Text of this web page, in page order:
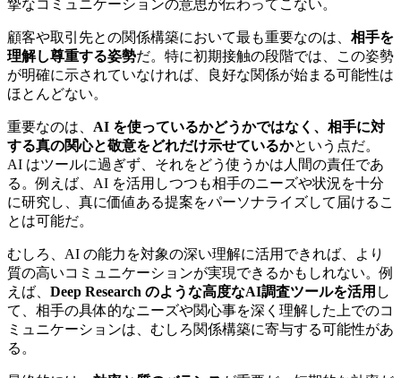
摯なコミュニケーションの意思が伝わってこない。
顧客や取引先との関係構築において最も重要なのは、 相手を
理解し尊重する姿勢だ。特に初期接触の段階では、この姿勢
が明確に示されていなければ、良好な関係が始まる可能性は
ほとんどない。
重要なのは、 AI を使っているかどうかではなく、相手に対
する真の関心と敬意をどれだけ示せているかという点だ。
AI はツールに過ぎず、それをどう使うかは人間の責任であ
る。例えば、AI を活用しつつも相手のニーズや状況を十分
に研究し、真に価値ある提案をパーソナライズして届けるこ
とは可能だ。
むしろ、AI の能力を対象の深い理解に活用できれば、より
質の高いコミュニケーションが実現できるかもしれない。例
えば、 Deep Research のような高度なAI調査ツールを活用 し
て、相手の具体的なニーズや関心事を深く理解した上でのコ
ミュニケーションは、むしろ関係構築に寄与する可能性があ
る。